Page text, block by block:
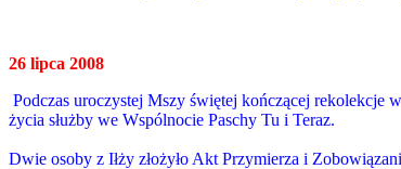
26 lipca 2008
Podczas uroczystej Mszy świętej kończącej rekolekcje
życia służby we Wspólnocie Paschy Tu i Teraz.
Dwie osoby z Iłży złożyło Akt Przymierza i